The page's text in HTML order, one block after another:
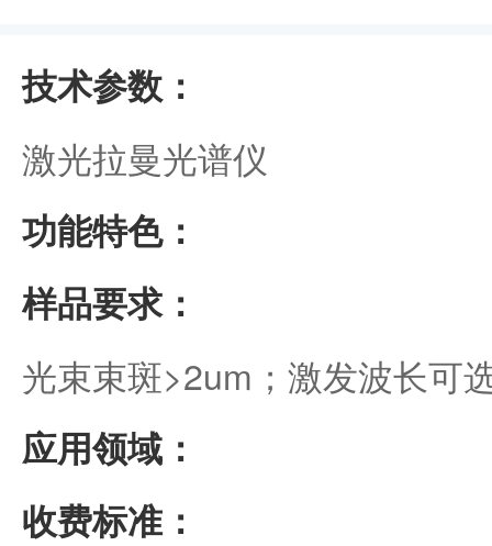
技术参数：
激光拉曼光谱仪
功能特色：
样品要求：
光束束斑>2um；激发波长可
应用领域：
收费标准：